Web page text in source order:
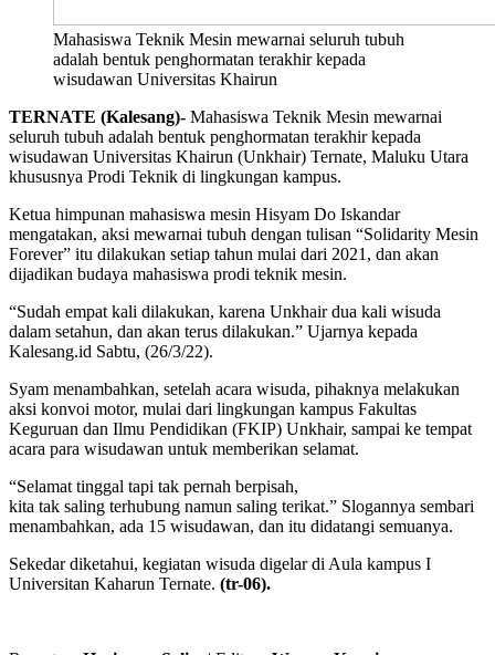
Mahasiswa Teknik Mesin mewarnai seluruh tubuh
adalah bentuk penghormatan terakhir kepada
wisudawan Universitas Khairun
TERNATE (Kalesang)- Mahasiswa Teknik Mesin mewarnai
seluruh tubuh adalah bentuk penghormatan terakhir kepada
wisudawan Universitas Khairun (Unkhair) Ternate, Maluku Utara
khususnya Prodi Teknik di lingkungan kampus.
Ketua himpunan mahasiswa mesin Hisyam Do Iskandar
mengatakan, aksi mewarnai tubuh dengan tulisan “Solidarity Mesin
Forever” itu dilakukan setiap tahun mulai dari 2021, dan akan
dijadikan budaya mahasiswa prodi teknik mesin.
“Sudah empat kali dilakukan, karena Unkhair dua kali wisuda
dalam setahun, dan akan terus dilakukan.” Ujarnya kepada
Kalesang.id Sabtu, (26/3/22).
Syam menambahkan, setelah acara wisuda, pihaknya melakukan
aksi konvoi motor, mulai dari lingkungan kampus Fakultas
Keguruan dan Ilmu Pendidikan (FKIP) Unkhair, sampai ke tempat
acara para wisudawan untuk memberikan selamat.
“Selamat tinggal tapi tak pernah berpisah,
kita tak saling terhubung namun saling terikat.” Slogannya sembari
menambahkan, ada 15 wisudawan, dan itu didatangi semuanya.
Sekedar diketahui, kegiatan wisuda digelar di Aula kampus I
Universitan Kaharun Ternate. (tr-06).